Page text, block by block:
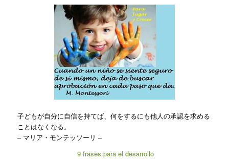
子どもが自分に自信を持てば、何をするにも他人の承認を求める
ことはなくなる。
– マリア・モンテッソーリ –
9 frases para el desarrollo